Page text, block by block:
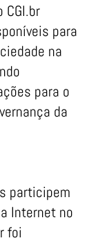
para
na
para o
da
participem
Internet no
foi